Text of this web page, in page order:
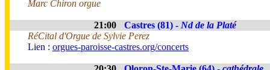
Marc Chiron orgue
21:00 Castres (81) - Nd de la Platé
RéCital d'Orgue de Sylvie Perez
Lien : orgues-paroisse-castres.org/concerts